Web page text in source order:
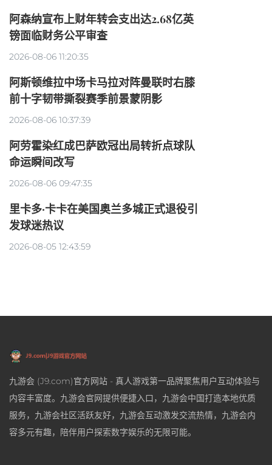
阿森纳宣布上财年转会支出达2.68亿英
镑面临财务公平审查
2026-08-06 11:20:35
阿斯顿维拉中场卡马拉对阵曼联时右膝
前十字韧带撕裂赛季前景蒙阴影
2026-08-06 10:37:39
阿劳霍染红成巴萨欧冠出局转折点球队
命运瞬间改写
2026-08-06 09:47:35
里卡多·卡卡在美国奥兰多城正式退役引
发球迷热议
2026-08-05 12:43:59
九游会 (J9.com)官方网站 - 真人游戏第一品牌聚焦用户互动体验与
内容丰富度。九游会官网提供便捷入口，九游会中国打造本地优质
服务，九游会社区活跃友好，九游会互动激发交流热情，九游会内
容多元有趣，陪伴用户探索数字娱乐的无限可能。